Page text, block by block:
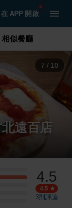
在 APP 開啟
相似餐廳
7 / 10
遠百店
4.5
4.5
3則評論